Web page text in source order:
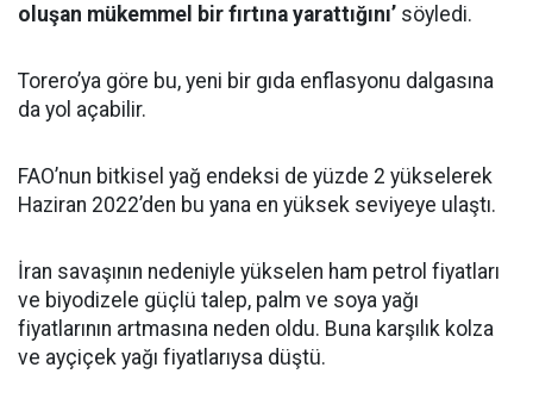
oluşan mükemmel bir fırtına yarattığını’ söyledi.
Torero’ya göre bu, yeni bir gıda enflasyonu dalgasına
da yol açabilir.
FAO’nun bitkisel yağ endeksi de yüzde 2 yükselerek
Haziran 2022’den bu yana en yüksek seviyeye ulaştı.
İran savaşının nedeniyle yükselen ham petrol fiyatları
ve biyodizele güçlü talep, palm ve soya yağı
fiyatlarının artmasına neden oldu. Buna karşılık kolza
ve ayçiçek yağı fiyatlarıysa düştü.